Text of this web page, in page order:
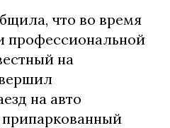
что во время
профессиональной
на
на авто